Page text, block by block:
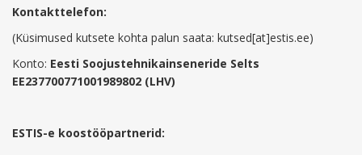
Kontakttelefon:
(Küsimused kutsete kohta palun saata: kutsed[at]estis.ee)
Konto: Eesti Soojustehnikainseneride Selts
EE237700771001989802 (LHV)
ESTIS-e koostööpartnerid: